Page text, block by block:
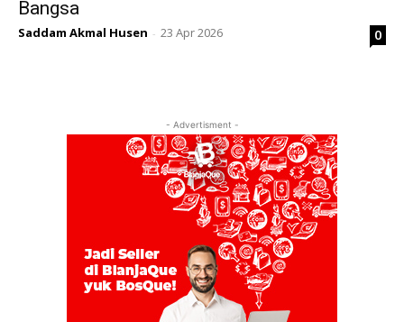
Bangsa
Saddam Akmal Husen - 23 Apr 2026 0
- Advertisment -